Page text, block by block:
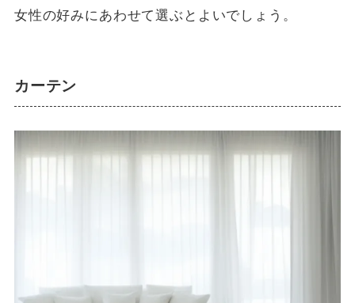
女性の好みにあわせて選ぶとよいでしょう。
カーテン